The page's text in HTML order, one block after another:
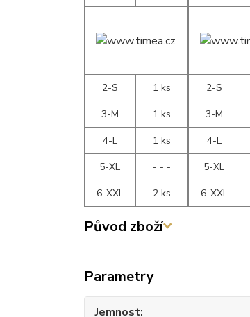
2-S
1 ks
3-M
1 ks
4-L
1 ks
5-XL
- - -
6-XXL
2 ks
2-S
3-M
4-L
5-XL
6-XXL
Původ zboží
Parametry
Jemnost